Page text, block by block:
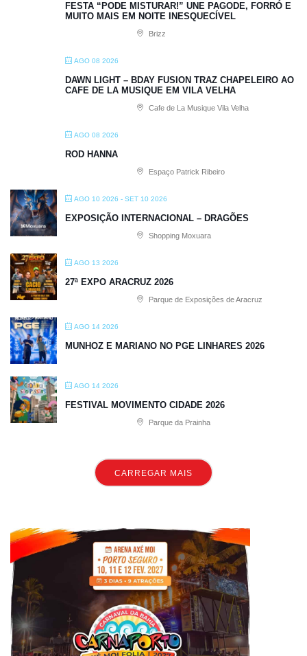
FESTA “PODE MISTURAR!” UNE PAGODE, FORRÓ E
MUITO MAIS EM NOITE INESQUECÍVEL
Brizz
AGO 08 2026
DAWN LIGHT – BDAY FUSION TRAZ CHAPELEIRO AO
CAFE DE LA MUSIQUE EM VILA VELHA
Cafe de La Musique Vila Velha
AGO 08 2026
ROD HANNA
Espaço Patrick Ribeiro
AGO 10 2026 - SET 10 2026
EXPOSIÇÃO INTERNACIONAL – DRAGÕES
Shopping Moxuara
AGO 13 2026
27ª EXPO ARACRUZ 2026
Parque de Exposições de Aracruz
AGO 14 2026
MUNHOZ E MARIANO NO PGE LINHARES 2026
AGO 14 2026
FESTIVAL MOVIMENTO CIDADE 2026
Parque da Prainha
CARREGAR MAIS